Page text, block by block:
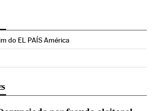
do EL PAÍS América
en Twitter
Brasil en Instagram
El País Brasil en Facebook